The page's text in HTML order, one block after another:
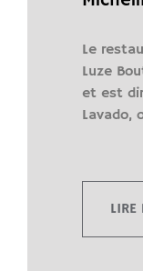
Le
Luze
et est
Lavado,
LIRE